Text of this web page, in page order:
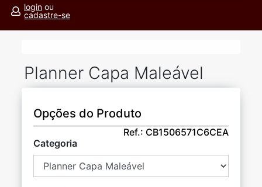
login ou
cadastre-se
Planner Capa Maleável
Opções do Produto
Ref.: CB1506571C6CEA
Categoria